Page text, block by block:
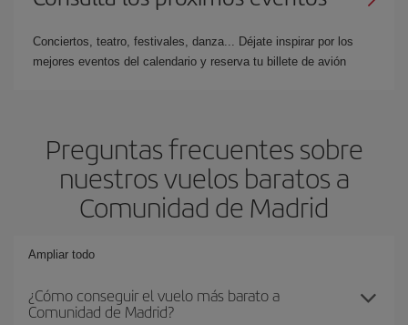
Conciertos, teatro, festivales, danza... Déjate inspirar por los
mejores eventos del calendario y reserva tu billete de avión
Preguntas frecuentes sobre
nuestros vuelos baratos a
Comunidad de Madrid
Ampliar todo
¿Cómo conseguir el vuelo más barato a
Comunidad de Madrid?